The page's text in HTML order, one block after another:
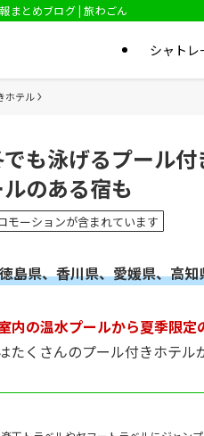
まとめブログ | 旅わごん
シャト
ホテル
でも泳げるプール
のある宿も
モーションが含まれています
島県、香川県、愛媛県、高
内の温水プールから夏季限
たくさんのプール付きホテル